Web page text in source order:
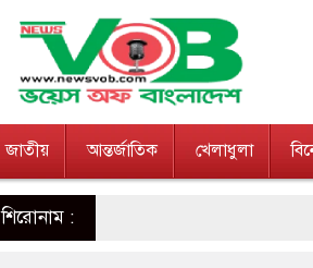
জাতীয় আন্তর্জাতিক খেলাধুলা
শিরোনাম :